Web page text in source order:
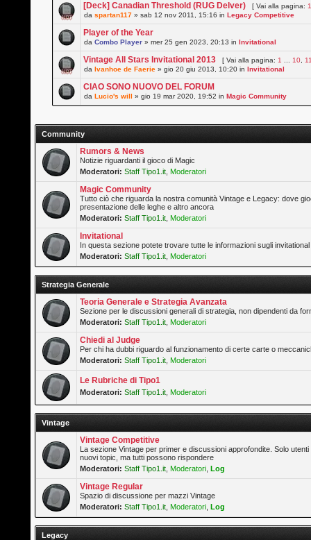
[Deck] Canadian Threshold (RUG Delver) [ Vai alla pagina:
daspartan117 » sab 12 nov 2011, 15:16 inLegacy Competitive
Player of the Year
daCombo Player » mer 25 gen 2023, 20:13 inInvitational
Vintage All Stars Invitational 2013 [ Vai alla pagina: 1 10
daIvanhoe de Faerie » gio 20 giu 2013, 10:20 inInvitational
CIAO SONO NUOVO DEL FORUM
daLucio's will » gio 19 mar 2020, 19:52 inMagic Community
Community
Rumors & News
Notizie riguardanti il gioco di Magic
Moderatori: Staff Tipo1.it Moderatori
Magic Community
Tutto ciò che riguarda la nostra comunità Vintage e Legacy: dove
presentazione delle leghe e altro ancora
Moderatori: Staff Tipo1.it Moderatori
Invitational
In questa sezione potete trovare tutte le informazioni sugli
Moderatori: Staff Tipo1.it Moderatori
Strategia Generale
Teoria Generale e Strategia Avanzata
Sezione per le discussioni generali di strategia, non dipendenti da
Moderatori: Staff Tipo1.it Moderatori
Chiedi al Judge
Per chi ha dubbi riguardo al funzionamento di certe carte o
Moderatori: Staff Tipo1.it Moderatori
Le Rubriche di Tipo1
Moderatori: Staff Tipo1.it Moderatori
Vintage
Vintage Competitive
La sezione Vintage per primer e discussioni approfondite. Solo
nuovi topic, ma tutti possono rispondere
Moderatori: Staff Tipo1.it Moderatori ,Log
Vintage Regular
Spazio di discussione per mazzi Vintage
Moderatori: Staff Tipo1.it Moderatori ,Log
Legacy